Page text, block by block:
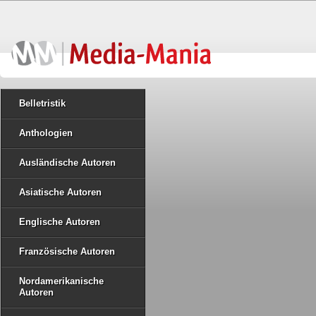
Belletristik
Anthologien
Ausländische Autoren
Asiatische Autoren
Englische Autoren
Französische Autoren
Nordamerikanische
Autoren